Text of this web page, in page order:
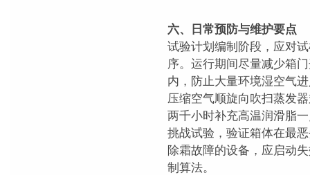
六、日常预防与维护要点
试验计划编制阶段，应对
序。运行期间尽量减少箱
内，防止大量环境湿空气
压缩空气顺旋向吹扫蒸发
两千小时补充高温润滑脂
挑战试验，验证箱体在最
除霜故障的设备，应启动
制算法。